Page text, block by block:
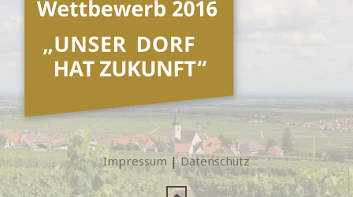
Impressum |Datenschutz